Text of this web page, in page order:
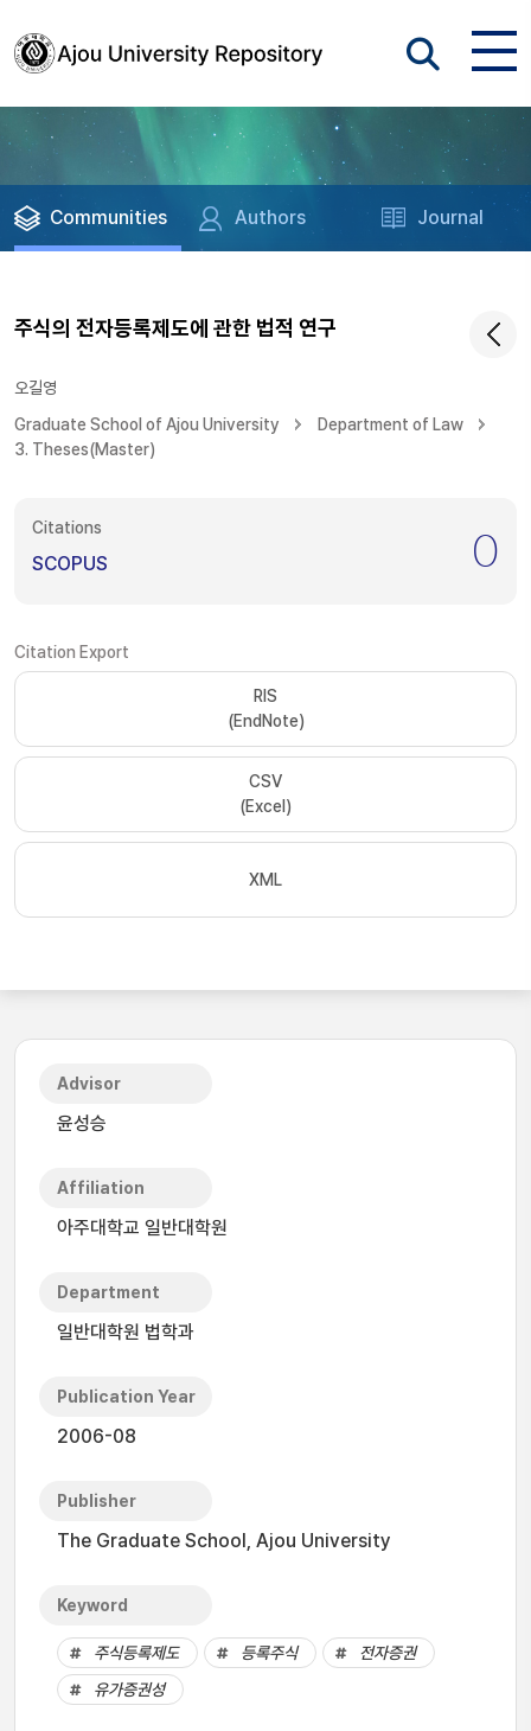
Communities Authors Journal
주식의 전자등록제도에 관한 법적 연구
오길영
Graduate School of Ajou University
Department of Law
3. Theses(Master)
Citations
SCOPUS 0
Citation Export
RIS
(EndNote)
CSV
(Excel)
XML
Advisor
윤성승
Affiliation
아주대학교 일반대학원
Department
일반대학원 법학과
Publication Year
2006-08
Publisher
The Graduate School, Ajou University
Keyword
주식등록제도 등록주식
전자증권
유가증권성